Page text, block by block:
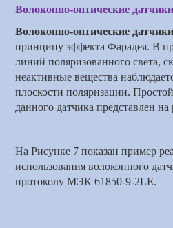
Волоконно-оптические
Волоконно-оптические
принципу эффекта Фарадея. В
линий поляризованного света,
неактивные вещества
плоскости поляризации.
данного датчика представлен на
На Рисунке 7 показан пример
использования волоконного
протоколу МЭК 61850-9-2LE.